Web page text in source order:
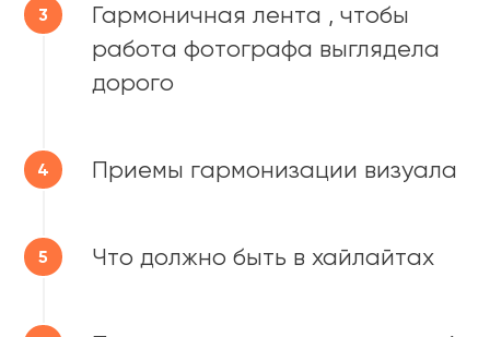
Гармоничная лента , чтобы
работа фотографа выглядела
дорого
Приемы гармонизации визуала
Что должно быть в хайлайтах